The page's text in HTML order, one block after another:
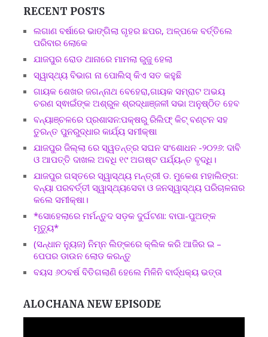
RECENT POSTS
ଲଗାଣ ବର୍ଷାରେ ଭାଙ୍ଗିଲା ଗୃହର ଛପର, ଅଳ୍ପକେ ବର୍ତ୍ତିଲେ
ପରିବାର ଲୋକେ
ଯାଜପୁର ରୋଡ ଥାନାରେ ମାମଲା ରୁଜୁ ହେଲା
ସ୍ୱାସ୍ଥ୍ୟ ବିଭାଗ ନା ପୋଲିସ୍ କିଏ ସତ କହୁଛି
ଗାୟକ ଶେଖର ଜଗନ୍ନାଥ ବେହେରା,ଗାୟକ ସମ୍ରାଟ ଅଭୟ
ଚରଣ ସ୍ଵାଇଁଙ୍କ ଅଶ୍ରୁଳ ଶ୍ରଦ୍ଧାଞ୍ଜଳୀ ସଭା ଅନୁଷ୍ଠିତ ହେବ
ବନ୍ୟାଞ୍ଚଳରେ ପ୍ରଶାସନ:ପକ୍ଷରୁ ରିଲିଫ୍ କିଟ୍ ବଣ୍ଟନ ସହ
ତୁରନ୍ତ ପୁନରୁଦ୍ଧାର କାର୍ଯ୍ୟ ସମୀକ୍ଷା
ଯାଜପୁର ଜିଲ୍ଲା ରେ ସ୍ୱତନ୍ତ୍ର ସଘନ ସଂଶୋଧନ -୨୦୨୬: ଦାବି
ଓ ଆପତ୍ତି ଦାଖଲ ଅବଧି ୧୯ ଅଗଷ୍ଟ ପର୍ଯ୍ୟନ୍ତ ବୃଦ୍ଧି।
ଯାଜପୁର ଗସ୍ତରେ ସ୍ୱାସ୍ଥ୍ୟ ମନ୍ତ୍ରୀ ଡ. ମୁକେଶ ମହାଲିଙ୍ଗ:
ବନ୍ୟା ପରବର୍ତ୍ତୀ ସ୍ୱାସ୍ଥ୍ୟସେବା ଓ ଜନସ୍ୱାସ୍ଥ୍ୟ ପରିଚାଳନାର
କଲେ ସମୀକ୍ଷା।
*ସୋହେଲାରେ ମର୍ମନ୍ତୁଦ ସଡ଼କ ଦୁର୍ଘଟଣା: ବାପା-ପୁଅଙ୍କ
ମୃତ୍ୟୁ*
(ସନ୍ଧାନ ନ୍ୟୁଜ) ନିମ୍ନ ଲିଙ୍କରେ କ୍ଲିକ କରି ଆଜିର ଇ –
ପେପର ଡାଉନ ଲୋଡ କରନ୍ତୁ
ବୟସ ୬୦ବର୍ଷ ବିତିଗଲାଣି ହେଲେ ମିଳିନି ବାର୍ଦ୍ଧକ୍ୟ ଭତ୍ତା
ALOCHANA NEW EPISODE